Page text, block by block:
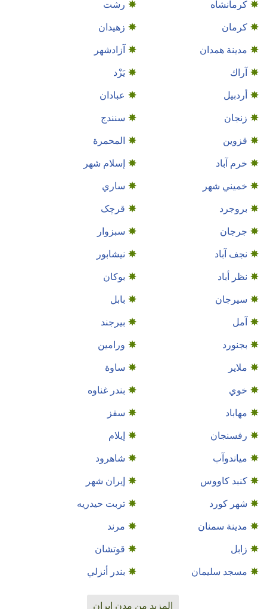
كرمانشاه
رشت
كرمان
زهيدان
مدينة همدان
آزادشهر
آراك
يَزْد
أردبيل
عبادان
زنجان
سنندج
قزوين
المحمرة
خرم آباد
إسلام شهر
خميني شهر
ساري
بروجرد
قرچک
جرجان
سبزوار
نجف‌ آباد
نيشابور
نظر أباد
بوكان
سيرجان
بابل
آمل
بیرجند
بجنورد
ورامین
ملاير
ساوة
خوي
بندر غناوه
مهاباد
سقز
رفسنجان
إيلام
مياندوآب
شاهرود
كنبد كاووس
إيران شهر
شهر كورد
تربت حيدريه
مدينة سمنان
مرند
زابل
قوتشان
مسجد سليمان
بندر أنزلي
المزيد من مدن إيران